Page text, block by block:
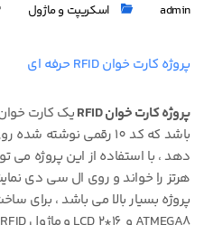
admin اسکریپت و ماژول
پروژه کارت خوان RFID حرفه ای
پروژه کارت خوان RFID
باشد که کد 10 رقمی
هرتز را خواند و روی ال سی دی
پروژه بسیار بالا می باشد ، برای